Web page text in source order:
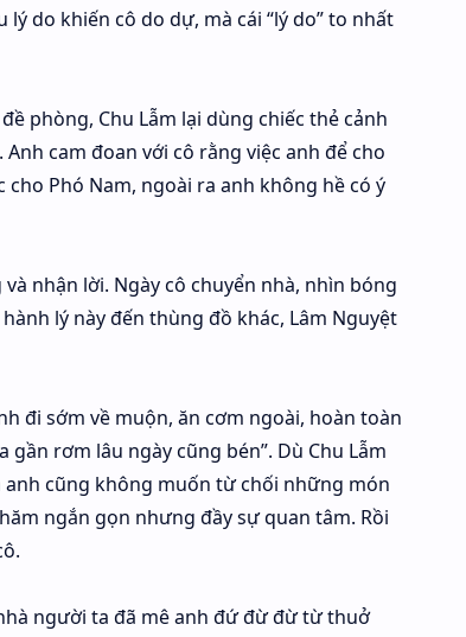
do khiến cô do dự, mà cái “lý do” to nhất
phòng, Chu Lẫm lại dùng chiếc thẻ cảnh
cam đoan với cô rằng việc anh để cho
Phó Nam, ngoài ra anh không hề có ý
nhận lời. Ngày cô chuyển nhà, nhìn bóng
lý này đến thùng đồ khác, Lâm Nguyệt
đi sớm về muộn, ăn cơm ngoài, hoàn toàn
rơm lâu ngày cũng bén”. Dù Chu Lẫm
anh cũng không muốn từ chối những món
ngắn gọn nhưng đầy sự quan tâm. Rồi
người ta đã mê anh đứ đừ đừ từ thuở